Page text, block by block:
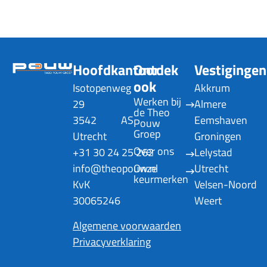
Hoofdkantoor
Isotopenweg
29
3542 AS
Utrecht
+31 30 24 25 262
info@theopouw.nl
KvK
30065246
Algemene voorwaarden
Privacyverklaring
Ontdek
ook
Werken bij
de Theo
Pouw
Groep
Over ons
Onze
keurmerken
Vestigingen
Akkrum
Almere
Eemshaven
Groningen
Lelystad
Utrecht
Velsen-Noord
Weert